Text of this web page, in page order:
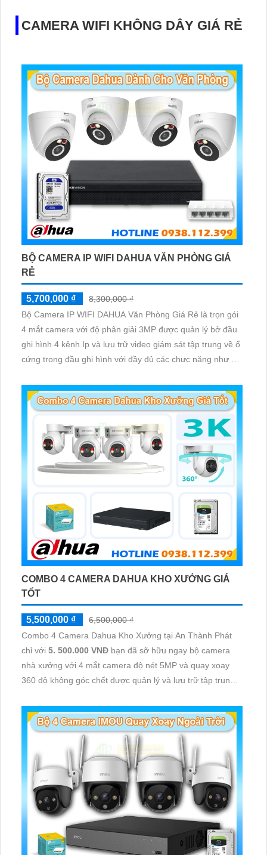
CAMERA WIFI KHÔNG DÂY GIÁ RẺ
BỘ CAMERA IP WIFI DAHUA VĂN PHÒNG GIÁ
RẺ
5,700,000 ₫
8,300,000 ₫
Bộ Camera IP WIFI DAHUA Văn Phòng Giá Rẻ là trọn gói
4 mắt camera với độ phân giải 3MP được quản lý bở đầu
ghi hình 4 kênh Ip và lưu trữ video giám sát tập trung về ổ
cứng trong đầu ghi hình với đầy đủ các chưc năng như AI
giám sát có màu vào ban đêm
COMBO 4 CAMERA DAHUA KHO XƯỞNG GIÁ
TỐT
5,500,000 ₫
6,500,000 ₫
Combo 4 Camera Dahua Kho Xưởng tại An Thành Phát
chỉ với 5. 500.000 VNĐ bạn đã sỡ hữu ngay bộ camera
nhà xưởng với 4 mắt camera độ nét 5MP và quay xoay
360 độ không góc chết được quản lý và lưu trữ tập trung